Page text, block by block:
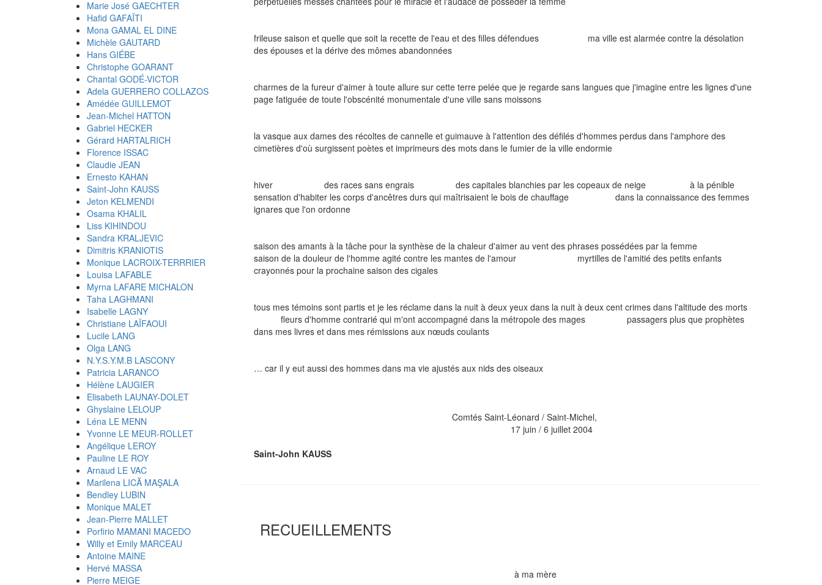
frileuse saison et quelle que soit la recette de l'eau et des filles défendues ma ville est alarmée contre la désolation
des épouses et la dérive des mômes abandonnées
charmes de la fureur d'aimer à toute allure sur cette terre pelée que je regarde sans langues que j'imagine entre les lignes d'une
page fatiguée de toute l'obscénité monumentale d'une ville sans moissons
la vasque aux dames des récoltes de cannelle et guimauve à l'attention des défilés d'hommes perdus dans l'amphore des
cimetières d'où surgissent poètes et imprimeurs des mots dans le fumier de la ville endormie
hiver des races sans engrais des capitales blanchies par les copeaux de neige à la pénible
sensation d'habiter les corps d'ancêtres durs qui maîtrisaient le bois de chauffage dans la connaissance des femmes
ignares que l'on ordonne
saison des amants à la tâche pour la synthèse de la chaleur d'aimer au vent des phrases possédées par la femme
saison de la douleur de l'homme agité contre les mantes de l'amour myrtilles de l'amitié des petits enfants
crayonnés pour la prochaine saison des cigales
tous mes témoins sont partis et je les réclame dans la nuit à deux yeux dans la nuit à deux cent crimes dans l'altitude des morts
fleurs d'homme contrarié qui m'ont accompagné dans la métropole des mages passagers plus que prophètes
dans mes livres et dans mes rémissions aux nœuds coulants
… car il y eut aussi des hommes dans ma vie ajustés aux nids des oiseaux
Comtés Saint-Léonard / Saint-Michel,
17 juin / 6 juillet 2004
Saint-John KAUSS
RECUEILLEMENTS
à ma mère
Marie José GAECHTER
Hafid GAFAÏTI
Mona GAMAL EL DINE
Michèle GAUTARD
Hans GIÉBE
Christophe GOARANT
Chantal GODÉ-VICTOR
Adela GUERRERO COLLAZOS
Amédée GUILLEMOT
Jean-Michel HATTON
Gabriel HECKER
Gérard HARTALRICH
Florence ISSAC
Claudie JEAN
Ernesto KAHAN
Saint-John KAUSS
Jeton KELMENDI
Osama KHALIL
Liss KIHINDOU
Sandra KRALJEVIC
Dimitris KRANIOTIS
Monique LACROIX-TERRRIER
Louisa LAFABLE
Myrna LAFARE MICHALON
Taha LAGHMANI
Isabelle LAGNY
Christiane LAÏFAOUI
Lucile LANG
Olga LANG
N.Y.S.Y.M.B LASCONY
Patricia LARANCO
Hélène LAUGIER
Elisabeth LAUNAY-DOLET
Ghyslaine LELOUP
Léna LE MENN
Yvonne LE MEUR-ROLLET
Angélique LEROY
Pauline LE ROY
Arnaud LE VAC
Marilena LICĂ MAŞALA
Bendley LUBIN
Monique MALET
Jean-Pierre MALLET
Porfirio MAMANI MACEDO
Willy et Emily MARCEAU
Antoine MAINE
Hervé MASSA
Pierre MEIGE